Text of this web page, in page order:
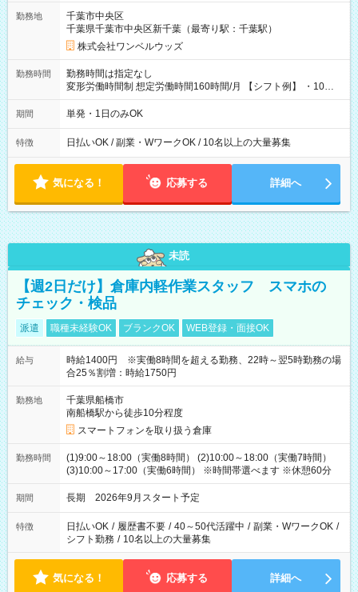
勤務地
千葉市中央区
千葉県千葉市中央区新千葉（最寄り駅：千葉駅）
株式会社ワンベルウッズ
勤務時間
勤務時間は指定なし
変形労働時間制 想定労働時間160時間/月 【シフト例】 ・10：
00～20：00
期間 単発・1日のみOK
特徴 日払いOK / 副業・WワークOK / 10名以上の大量募集
気になる！ 応募する 詳細へ
未読
【週2日だけ】倉庫内軽作業スタッフ スマホの
チェック・検品
派遣 職種未経験OK ブランクOK WEB登録・面接OK
給与
時給1400円 ※実働8時間を超える勤務、22時～翌5時勤務の場
合25％割増：時給1750円
勤務地
千葉県船橋市
南船橋駅から徒歩10分程度
スマートフォンを取り扱う倉庫
勤務時間
(1)9:00～18:00（実働8時間） (2)10:00～18:00（実働7時間）
(3)10:00～17:00（実働6時間） ※時間帯選べます ※休憩60分
期間 長期 2026年9月スタート予定
特徴 日払いOK / 履歴書不要 / 40～50代活躍中 / 副業・WワークOK /
シフト勤務 / 10名以上の大量募集
気になる！ 応募する 詳細へ